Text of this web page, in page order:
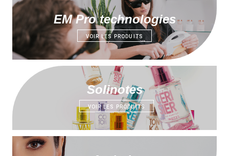
EM Pro technologies
VOIR LES PRODUITS
Solinotes
VOIR LES PRODUITS